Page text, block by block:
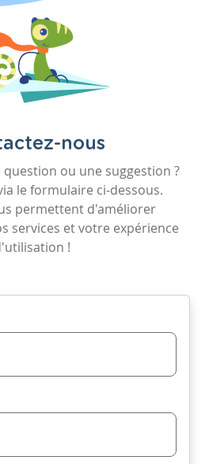
nous
ou une suggestion ?
le formulaire ci-dessous.
permettent d'améliorer
services et votre expérience
!